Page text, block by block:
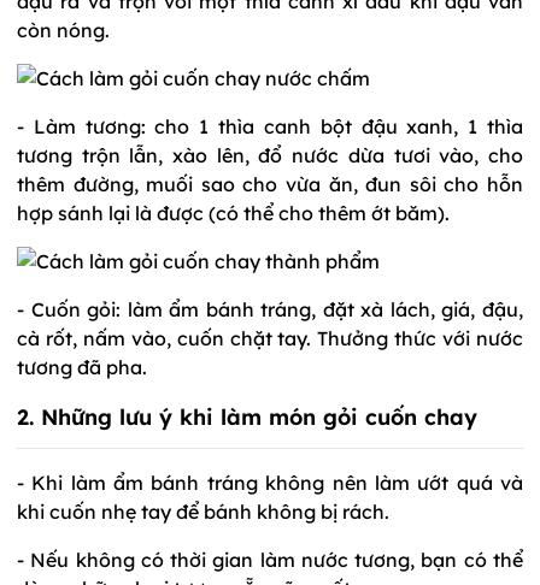
còn nóng.
- Làm tương: cho 1 thìa canh bột đậu xanh, 1 thìa
tương trộn lẫn, xào lên, đổ nước dừa tươi vào, cho
thêm đường, muối sao cho vừa ăn, đun sôi cho hỗn
hợp sánh lại là được (có thể cho thêm ớt băm).
- Cuốn gỏi: làm ẩm bánh tráng, đặt xà lách, giá, đậu,
cà rốt, nấm vào, cuốn chặt tay. Thưởng thức với nước
tương đã pha.
2. Những lưu ý khi làm món gỏi cuốn chay
- Khi làm ẩm bánh tráng không nên làm ướt quá và
khi cuốn nhẹ tay để bánh không bị rách.
- Nếu không có thời gian làm nước tương, bạn có thể